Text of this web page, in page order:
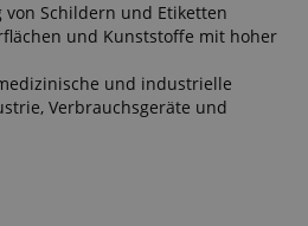
Schildern und Etiketten
und Kunststoffe mit hoher
und industrielle
Verbrauchsgeräte und